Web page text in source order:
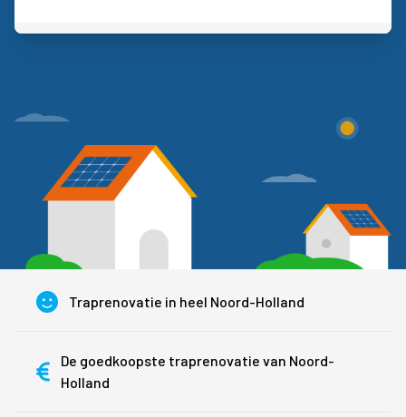
Traprenovatie in heel Noord-Holland
De goedkoopste traprenovatie van Noord-
Holland